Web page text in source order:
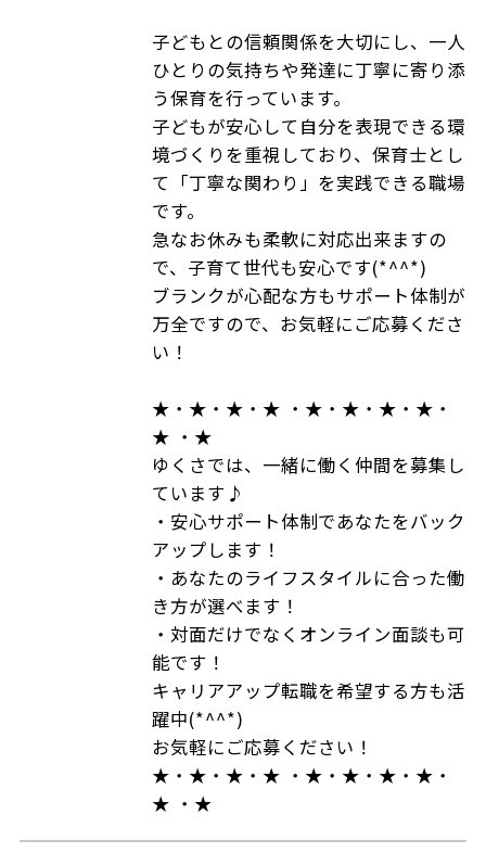
子どもとの信頼関係を大切にし、一人
ひとりの気持ちや発達に丁寧に寄り添
う保育を行っています。
子どもが安心して自分を表現できる環
境づくりを重視しており、保育士とし
て「丁寧な関わり」を実践できる職場
です。
急なお休みも柔軟に対応出来ますの
で、子育て世代も安心です(*^^*)
ブランクが心配な方もサポート体制が
万全ですので、お気軽にご応募くださ
い！
★・★・★・★ ・★・★・★・★・
★ ・★
ゆくさでは、一緒に働く仲間を募集し
ています♪
・安心サポート体制であなたをバック
アップします！
・あなたのライフスタイルに合った働
き方が選べます！
・対面だけでなくオンライン面談も可
能です！
キャリアアップ転職を希望する方も活
躍中(*^^*)
お気軽にご応募ください！
★・★・★・★ ・★・★・★・★・
★ ・★